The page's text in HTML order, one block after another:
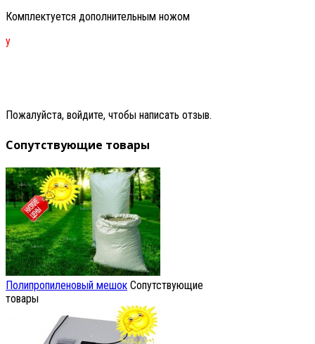
Комплектуется дополнительным ножом
у
Пожалуйста, войдите, чтобы написать отзыв.
Сопутствующие товары
Полипропиленовый мешок Сопутствующие
товары